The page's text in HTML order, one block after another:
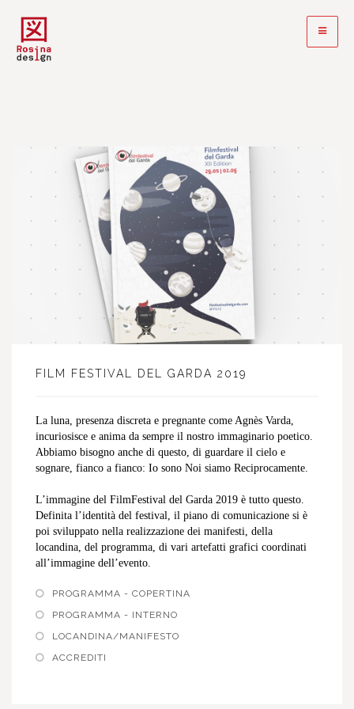
FILM FESTIVAL DEL GARDA 2019
La luna, presenza discreta e pregnante come Agnès Varda,
incuriosisce e anima da sempre il nostro immaginario poetico.
Abbiamo bisogno anche di questo, di guardare il cielo e
sognare, fianco a fianco: Io sono Noi siamo Reciprocamente.
L’immagine del FilmFestival del Garda 2019 è tutto questo.
Definita l’identità del festival, il piano di comunicazione si è
poi sviluppato nella realizzazione dei manifesti, della
locandina, del programma, di vari artefatti grafici coordinati
all’immagine dell’evento.
PROGRAMMA - COPERTINA
PROGRAMMA - INTERNO
LOCANDINA/MANIFESTO
ACCREDITI